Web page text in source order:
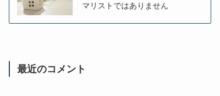
マリストではありません
最近のコメント